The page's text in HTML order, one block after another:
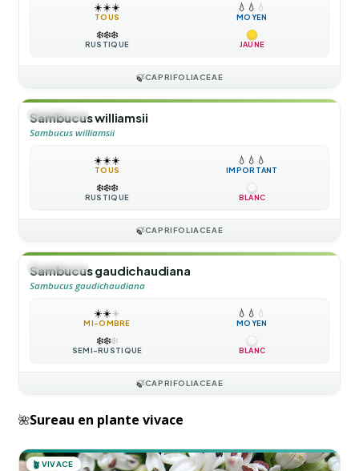
☀️☀️☀️
TOUS
💧 💧 💧
MOYEN
❄️❄️❄️
RUSTIQUE JAUNE
🍃CAPRIFOLIACEAE
🌲ARBUSTE
Sambucus williamsii
Sambucus williamsii
☀️☀️☀️
TOUS
💧 💧 💧
IMPORTANT
❄️❄️❄️
RUSTIQUE BLANC
🍃CAPRIFOLIACEAE
🌲ARBUSTE
Sambucus gaudichaudiana
Sambucus gaudichaudiana
☀️☀️☀️
MI-OMBRE
💧 💧 💧
MOYEN
❄️❄️❄️
SEMI-RUSTIQUE BLANC
🍃CAPRIFOLIACEAE
🌺Sureau en plante vivace
🪴 VIVACE